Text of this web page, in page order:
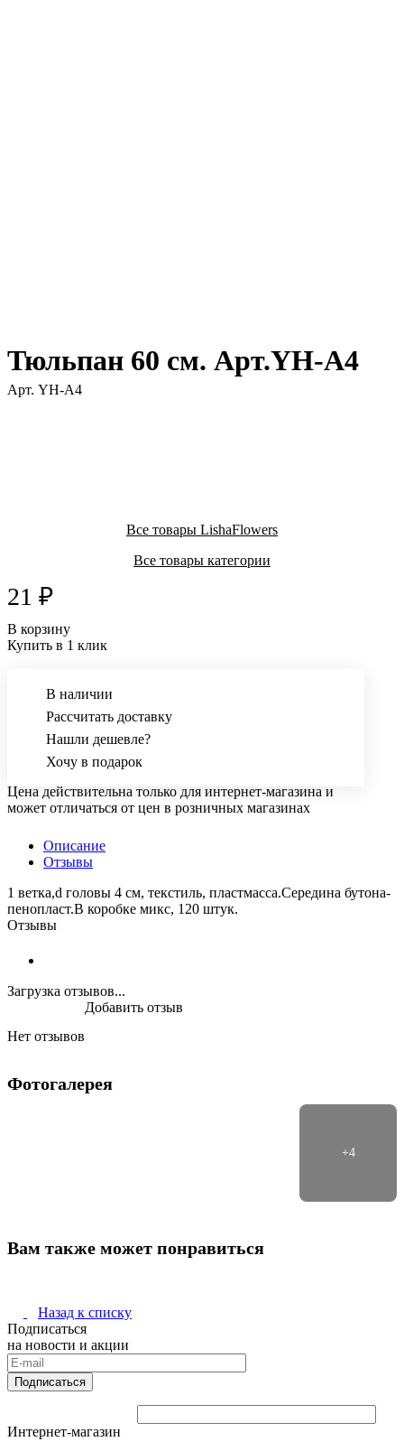
Тюльпан 60 см. Арт.YH-A4
Арт. YH-A4
Все товары LishaFlowers
Все товары категории
21 ₽
В корзину
Купить в 1 клик
В наличии
Рассчитать доставку
Нашли дешевле?
Хочу в подарок
Цена действительна только для интернет-магазина и
может отличаться от цен в розничных магазинах
Описание
Отзывы
1 ветка,d головы 4 см, текстиль, пластмасса.Середина бутона-
пенопласт.В коробке микс, 120 штук.
Отзывы
Загрузка отзывов...
Нет отзывов
Добавить отзыв
Фотогалерея
Вам также может понравиться
Назад к списку
Подписаться
на новости и акции
Подписаться
Интернет-магазин